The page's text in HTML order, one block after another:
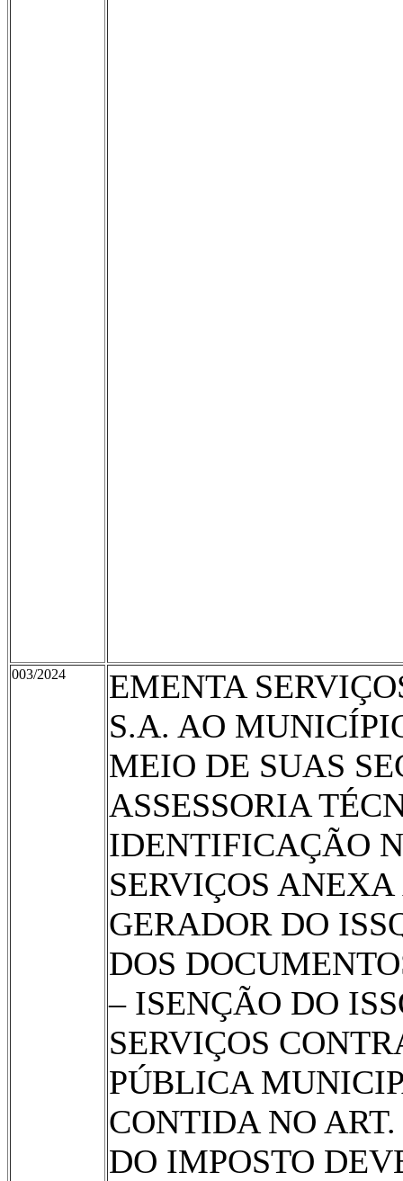
003/2024
EMENTA
S.A. AO
MEIO DE SUAS
ASSESSORIA
IDENTIFICAÇÃO
SERVIÇOS
GERADOR DO
DOS
– ISENÇÃO DO
SERVIÇOS
PÚBLICA
CONTIDA NO
DO IMPOSTO